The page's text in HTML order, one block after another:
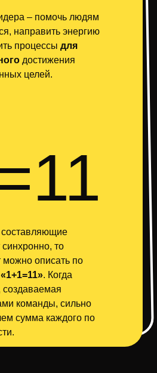
– помочь людям
направить энергию
процессы для
достижения
целей.
составляющие
то
можно описать по
«1+1=11». Когда
создаваемая
команды, сильно
сумма каждого по